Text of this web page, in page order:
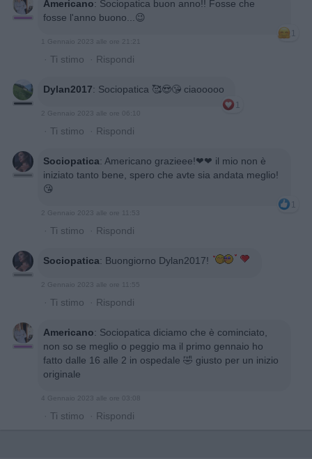
Americano: Sociopatica buon anno!! Fosse che
fosse l'anno buono...😉
1
1 Gennaio 2023 alle ore 21:21
· Ti stimo · Rispondi
Dylan2017: Sociopatica 🥰😍😘 ciaooooo
1
2 Gennaio 2023 alle ore 06:10
· Ti stimo · Rispondi
Sociopatica: Americano grazieee!❤❤ il mio non è
iniziato tanto bene, spero che avte sia andata meglio!
😘
1
2 Gennaio 2023 alle ore 11:53
· Ti stimo · Rispondi
Sociopatica: Buongiorno Dylan2017!
2 Gennaio 2023 alle ore 11:55
· Ti stimo · Rispondi
Americano: Sociopatica diciamo che è cominciato,
non so se meglio o peggio ma il primo gennaio ho
fatto dalle 16 alle 2 in ospedale 🤣 giusto per un inizio
originale
4 Gennaio 2023 alle ore 03:08
· Ti stimo · Rispondi